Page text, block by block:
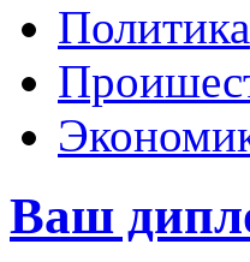
Политика
Ваш